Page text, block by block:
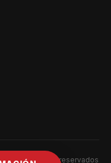
los derechos reservados